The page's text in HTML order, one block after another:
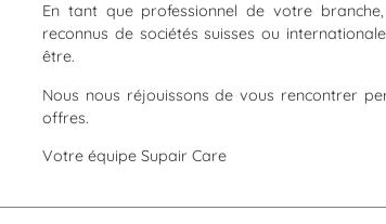
En tant que professionnel de votre
reconnus de sociétés suisses ou
être.
Nous nous réjouissons de vous rencontrer
offres.
Votre équipe Supair Care